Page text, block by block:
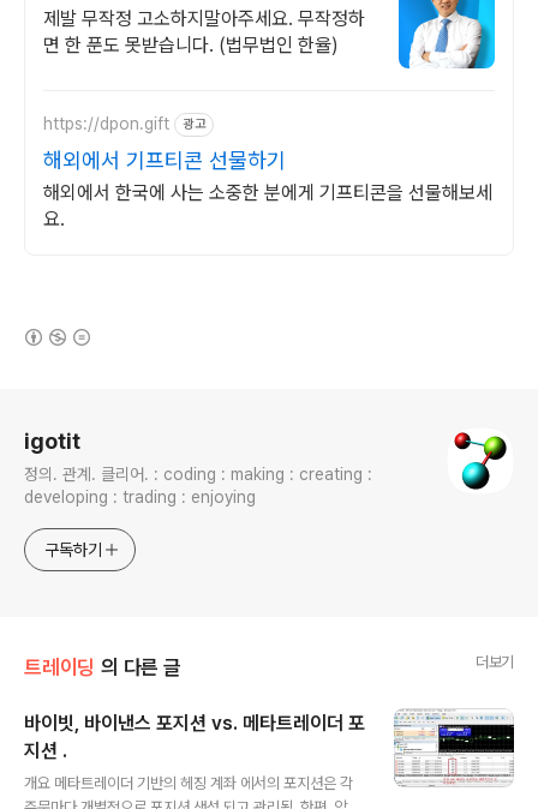
사례보유
제발 무작정 고소하지말아주세요. 무작정하
면 한 푼도 못받습니다. (법무법인 한율)
https://dpon.gift 광고
해외에서 기프티콘 선물하기
해외에서 한국에 사는 소중한 분에게 기프티콘을 선물해보세
요.
igotit
정의. 관계. 클리어. : coding : making : creating :
developing : trading : enjoying
구독하기
트레이딩 의 다른 글 더보기
바이빗, 바이낸스 포지션 vs. 메타트레이더 포
지션 .
개요 메타트레이더 기반의 헤징 계좌 에서의 포지션은 각